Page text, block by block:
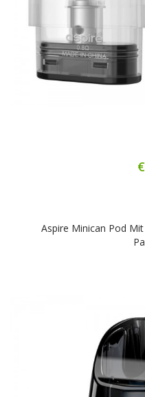
Aspire Minican Pod